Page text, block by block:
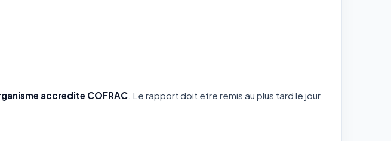
accredite COFRAC . Le rapport doit etre remis au plus tard le jour